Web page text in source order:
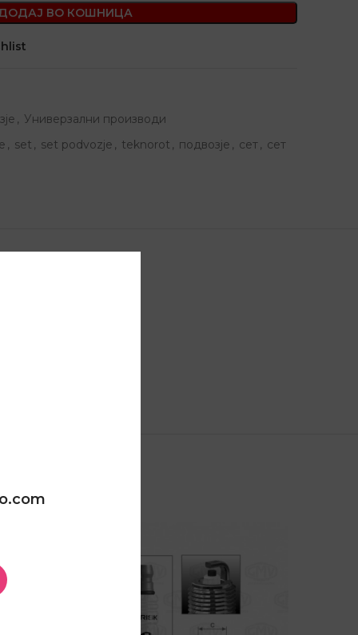
ВО КОШНИЦА
, Универзални производи
, set , set podvozje , teknorot , подвозје , сет, сет